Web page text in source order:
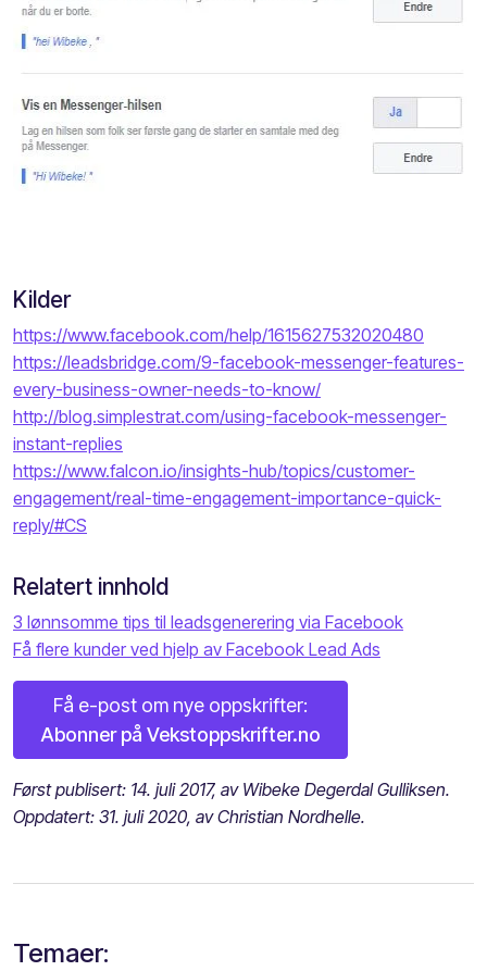
Kilder
https://www.facebook.com/help/1615627532020480
https://leadsbridge.com/9-facebook-messenger-features-
every-business-owner-needs-to-know/
http://blog.simplestrat.com/using-facebook-messenger-
instant-replies
https://www.falcon.io/insights-hub/topics/customer-
engagement/real-time-engagement-importance-quick-
reply/#CS
Relatert innhold
3 lønnsomme tips til leadsgenerering via Facebook
Få flere kunder ved hjelp av Facebook Lead Ads
Få e-post om nye oppskrifter:
Abonner på Vekstoppskrifter.no
Først publisert: 14. juli 2017, av Wibeke Degerdal Gulliksen.
Oppdatert: 31. juli 2020, av Christian Nordhelle.
Temaer: